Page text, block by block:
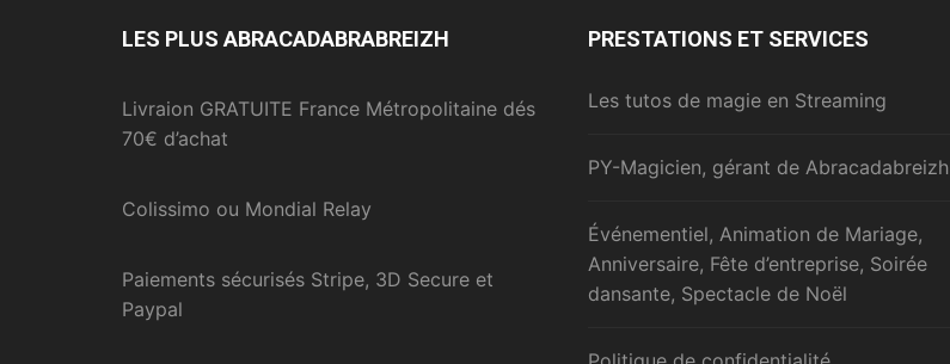
LES PLUS ABRACADABRABREIZH
Livraion GRATUITE France Métropolitaine dés
70€ d’achat
Colissimo ou Mondial Relay
Paiements sécurisés Stripe, 3D Secure et
Paypal
PRESTATIONS ET SERVICES
Les tutos de magie en Streaming
PY-Magicien, gérant de Abracadabreizh
Événementiel, Animation de Mariage,
Anniversaire, Fête d’entreprise, Soirée
dansante, Spectacle de Noël